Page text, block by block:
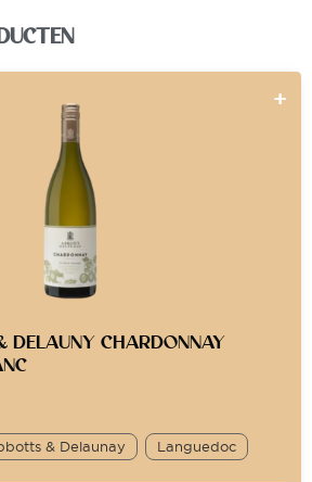
DELAUNY CHARDONNAY
& Delaunay Languedoc